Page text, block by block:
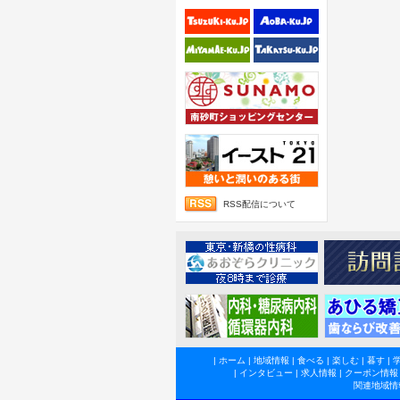
RSS配信について
| ホーム | 地域情報 | 食べる | 楽しむ| 暮す|
| インタビュー | 求人情報 | クーポン情報
関連地域